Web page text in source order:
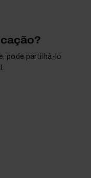
pode partilhá-lo